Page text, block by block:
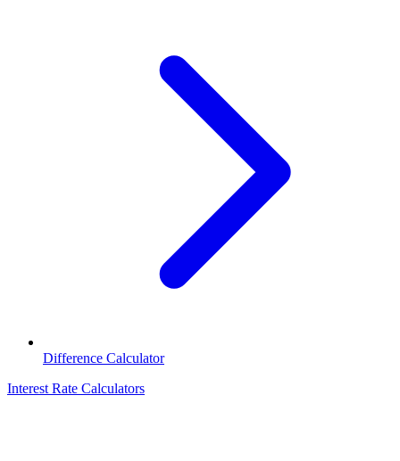
Difference Calculator
Interest Rate Calculators